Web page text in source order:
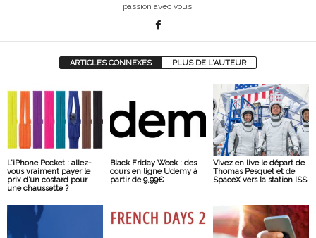
passion avec vous.
ARTICLES CONNEXES PLUS DE L'AUTEUR
L’iPhone Pocket : allez-
vous vraiment payer le
prix d’un costard pour
une chaussette ?
Black Friday Week : des
cours en ligne Udemy à
partir de 9,99€
Vivez en live le départ de
Thomas Pesquet et de
SpaceX vers la station ISS